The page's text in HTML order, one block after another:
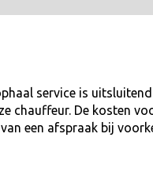
service is
chauffeur. De kosten
een afspraak bij